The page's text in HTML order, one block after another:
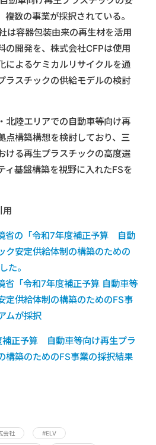
数の事業が採択されている。
は容器包装由来の再生材を活用
の開発を、株式会社CFPは使用
によるケミカルリサイクルを通
ラスチックの供給モデルの検討
北陸エリアでの自動車等向け再
点構築構想を検討しており、三
ける再生プラスチックの高度選
ィ基盤構築を視野に入れたFSを
用
省の「令和7年度補正予算 自動
ク安定供給体制の構築のための
た。
省「令和7年度補正予算 自動車等
定供給体制の構築のためのFS事
ムが採択
補正予算 自動車等向け再生プラ
構築のためのFS事業の採択結果
会社 #ELV